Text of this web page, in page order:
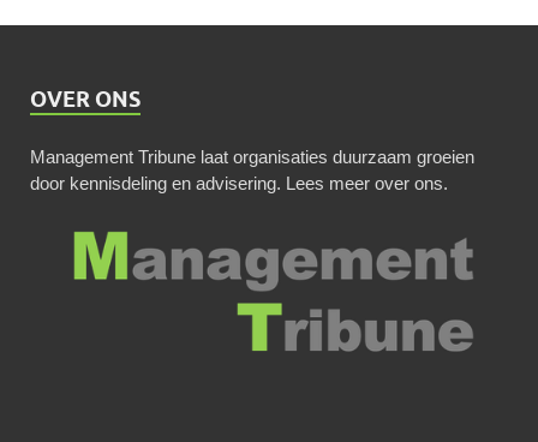
OVER ONS
Management Tribune laat organisaties duurzaam groeien
door kennisdeling en advisering. Lees meer over ons.